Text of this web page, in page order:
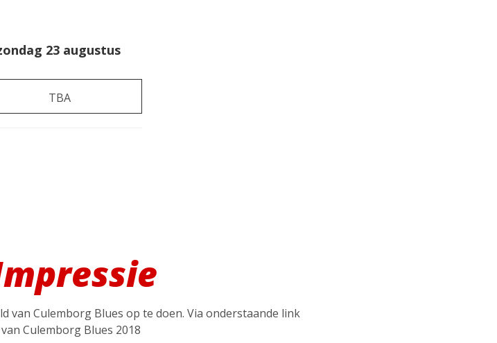
23 augustus
TBA
van Culemborg Blues op te doen. Via onderstaande link
Culemborg Blues 2018